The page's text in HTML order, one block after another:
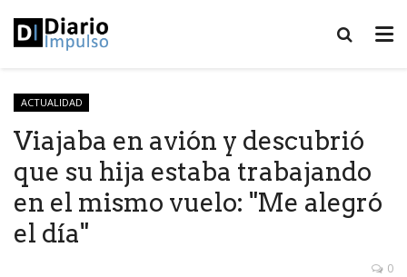
ACTUALIDAD
Viajaba en avión y descubrió
que su hija estaba trabajando
en el mismo vuelo: "Me alegró
el día"
0